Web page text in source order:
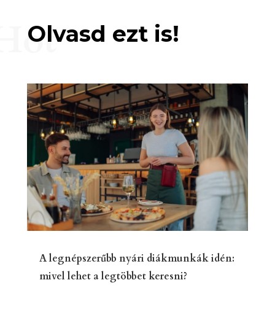
Olvasd ezt is!
A legnépszerűbb nyári diákmunkák idén:
mivel lehet a legtöbbet keresni?